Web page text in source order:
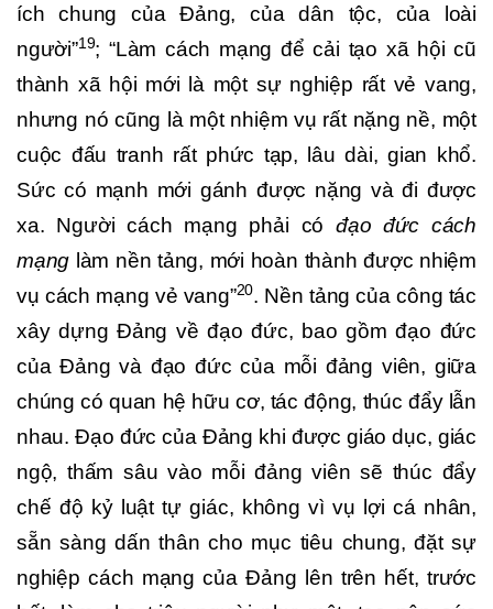
ích chung của Đảng, của dân tộc, của loài
người”19; “Làm cách mạng để cải tạo xã hội cũ
thành xã hội mới là một sự nghiệp rất vẻ vang,
nhưng nó cũng là một nhiệm vụ rất nặng nề, một
cuộc đấu tranh rất phức tạp, lâu dài, gian khổ.
Sức có mạnh mới gánh được nặng và đi được
xa. Người cách mạng phải cóđạo đức cách
mạng làm nền tảng, mới hoàn thành được nhiệm
vụ cách mạng vẻ vang”20. Nền tảng của công tác
xây dựng Đảng về đạo đức, bao gồm đạo đức
của Đảng và đạo đức của mỗi đảng viên, giữa
chúng có quan hệ hữu cơ, tác động, thúc đẩy lẫn
nhau. Đạo đức của Đảng khi được giáo dục, giác
ngộ, thấm sâu vào mỗi đảng viên sẽ thúc đẩy
chế độ kỷ luật tự giác, không vì vụ lợi cá nhân,
sẵn sàng dấn thân cho mục tiêu chung, đặt sự
nghiệp cách mạng của Đảng lên trên hết, trước